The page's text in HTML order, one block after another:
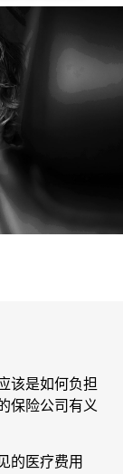
该是如何负担
保险公司有义
的医疗费用